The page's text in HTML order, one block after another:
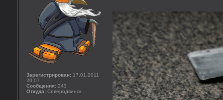
Зарегистрирован: 17.01.2011
20:07
Сообщения: 243
Откуда: Северодвинск